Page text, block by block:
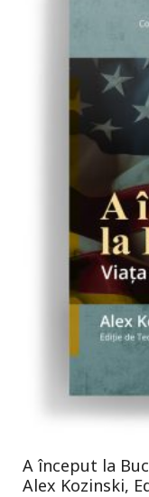
A început la
Alex Kozinski,